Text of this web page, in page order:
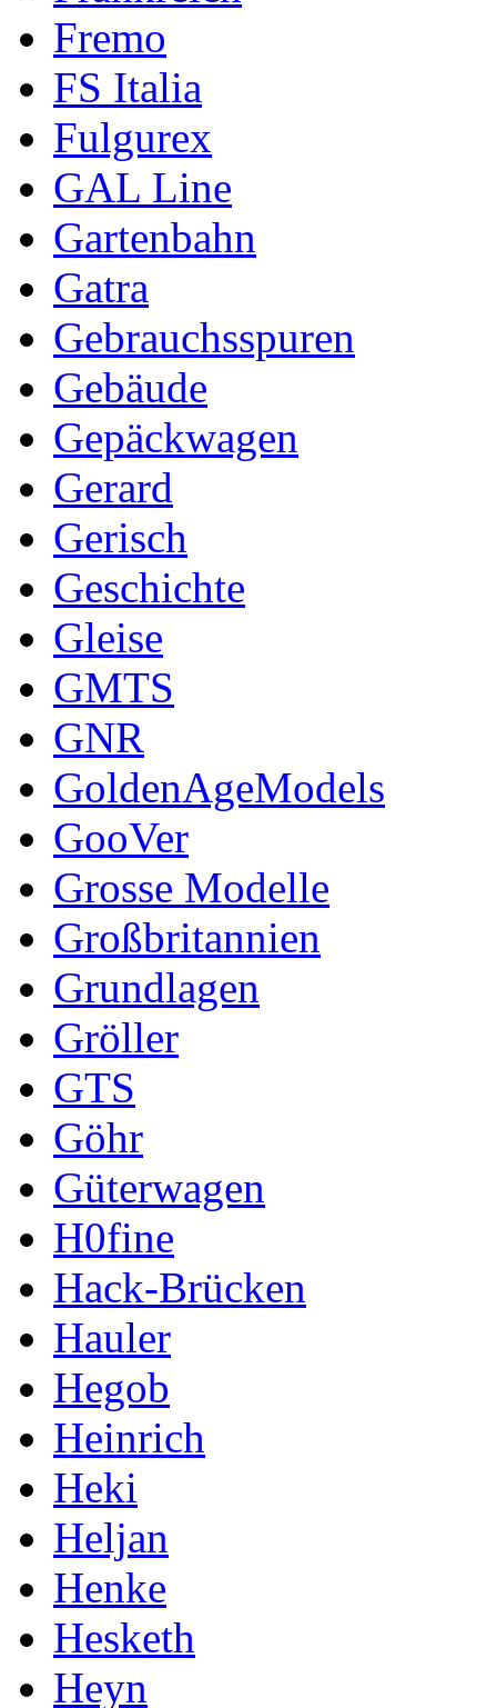
Fremo
FS Italia
Fulgurex
GAL Line
Gartenbahn
Gatra
Gebrauchsspuren
Gebäude
Gepäckwagen
Gerard
Gerisch
Geschichte
Gleise
GMTS
GNR
GoldenAgeModels
GooVer
Grosse Modelle
Großbritannien
Grundlagen
Gröller
GTS
Göhr
Güterwagen
H0fine
Hack-Brücken
Hauler
Hegob
Heinrich
Heki
Heljan
Henke
Hesketh
Heyn